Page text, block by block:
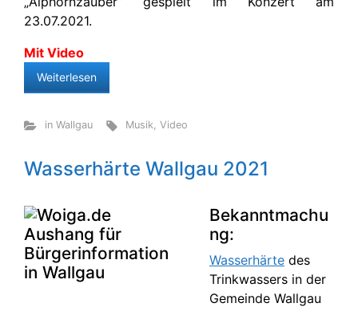
23.07.2021.
Mit Video
Weiterlesen
in Wallgau Musik,Video
Wasserhärte Wallgau 2021
Bekanntmachu
ng:
Wasserhärte des
Trinkwassers in der
Gemeinde Wallgau